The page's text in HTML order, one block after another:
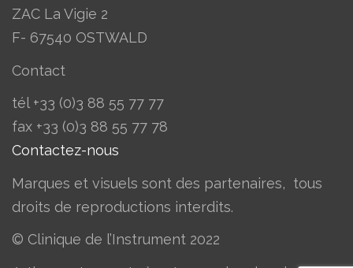
ZAC La Vigie 2
F- 67540 OSTWALD
Contact
tél +33 (0)3 88 55 77 77
​fax +33 (0)3 88 55 77 78
Contactez-nous
Marques et visuels sont des partenaires, tous
droits de reproductions interdits.
© Clinique de l’Instrument 2022